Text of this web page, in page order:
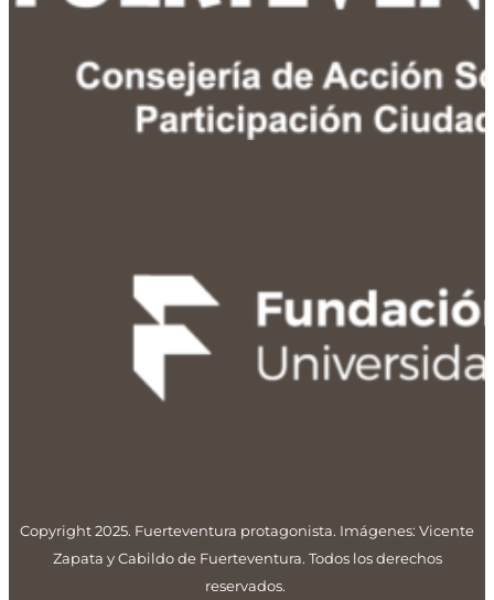
Copyright 2025. Fuerteventura protagonista. Imágenes: Vicente
Zapata y Cabildo de Fuerteventura. Todos los derechos
reservados.